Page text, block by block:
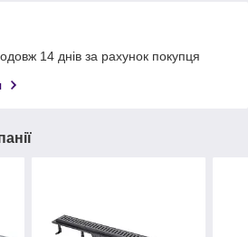
14 днів за рахунок покупця